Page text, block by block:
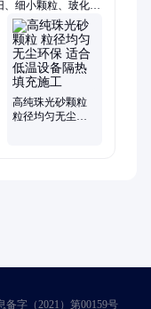
细小颗粒、玻化微
粒、回收处理、保
、珠保温浆料、平
、珠供应商下单
高纯珠光砂颗粒
粒径均匀无尘环
字（2021）第00159号